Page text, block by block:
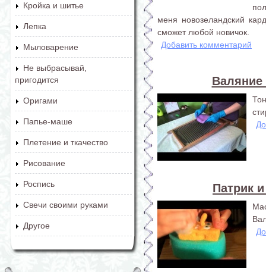
Кройка и шитье
Лепка
Мыловарение
Не выбрасывай,
пригодится
Оригами
Папье-маше
Плетение и ткачество
Рисование
Роспись
Свечи своими руками
Другое
меня новозеландский
сможет любой новичок.
Добавить комментарий
Валяние
Патрик